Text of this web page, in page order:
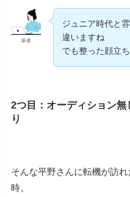
筆者
ジュニア時代と
違いますね
でも整った顔立
2つ目：オーディション
り
そんな平野さんに転機が訪
時。